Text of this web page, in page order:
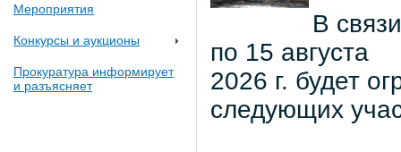
Мероприятия
Конкурсы и аукционы
Прокуратура информирует
и разъясняет
В
по 15 августа
2026 г. будет
следующих